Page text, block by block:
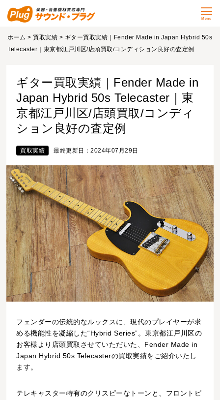
Menu
ホーム > 買取実績 > ギター買取実績｜Fender Made in Japan Hybrid 50s
Telecaster｜東京都江戸川区/店頭買取/コンディション良好の査定例
ギター買取実績｜Fender Made in
Japan Hybrid 50s Telecaster｜東
京都江戸川区/店頭買取/コンディ
ション良好の査定例
買取実績 最終更新日：2024年07月29日
フェンダーの伝統的なルックスに、現代のプレイヤーが求
める機能性を凝縮した“Hybrid Series”。東京都江戸川区の
お客様より店頭買取させていただいた、Fender Made in
Japan Hybrid 50s Telecasterの買取実績をご紹介いたし
ます。
テレキャスター特有のクリスピーなトーンと、フロントピ